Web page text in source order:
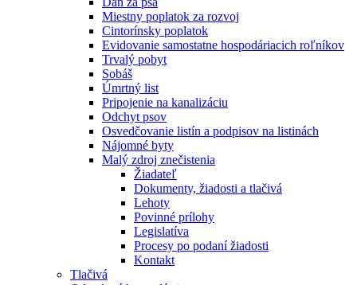
Miestny poplatok za rozvoj
Cintorínsky poplatok
Evidovanie samostatne hospodáriacich roľníkov
Trvalý pobyt
Sobáš
Úmrtný list
Pripojenie na kanalizáciu
Odchyt psov
Osvedčovanie listín a podpisov na listinách
Nájomné byty
Malý zdroj znečistenia
Žiadateľ
Dokumenty, žiadosti a tlačivá
Lehoty
Povinné prílohy
Legislatíva
Procesy po podaní žiadosti
Kontakt
Tlačivá